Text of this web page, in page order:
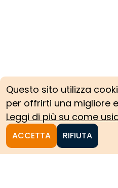
Questo sito utilizza
per offrirti una migliore
Leggi di più su come
ACCETTA RIFIUTA